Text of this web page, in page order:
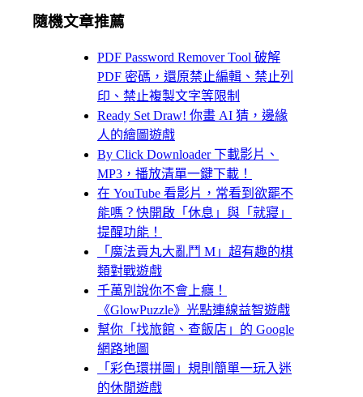
隨機文章推薦
PDF Password Remover Tool 破解
PDF 密碼，還原禁止編輯、禁止列
印、禁止複製文字等限制
Ready Set Draw! 你畫 AI 猜，邊緣
人的繪圖遊戲
By Click Downloader 下載影片、
MP3，播放清單一鍵下載！
在 YouTube 看影片，常看到欲罷不
能嗎？快開啟「休息」與「就寢」
提醒功能！
「魔法貢丸大亂鬥 M」超有趣的棋
類對戰遊戲
千萬別說你不會上癮！
《GlowPuzzle》光點連線益智遊戲
幫你「找旅館、查飯店」的 Google
網路地圖
「彩色環拼圖」規則簡單一玩入迷
的休閒遊戲